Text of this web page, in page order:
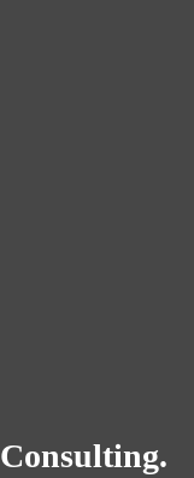
Consulting.